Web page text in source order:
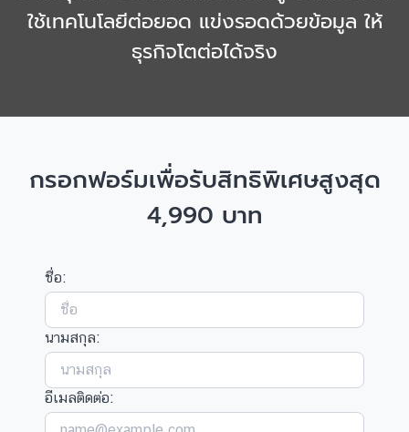
ใช้เทคโนโลยีต่อยอด แข่งรอดด้วยข้อมูล ให้
ธุรกิจโตต่อได้จริง
กรอกฟอร์มเพื่อรับสิทธิพิเศษสูงสุด
4,990 บาท
ชื่อ:
นามสกุล:
อีเมลติดต่อ: